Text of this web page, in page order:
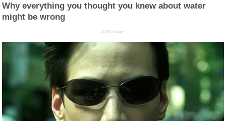
Why everything you thought you knew about water
might be wrong
CTA Love